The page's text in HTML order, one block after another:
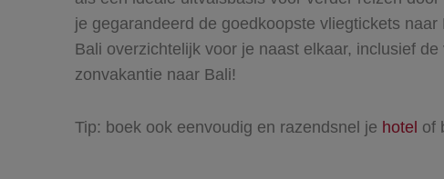
je gegarandeerd de goedkoopste vliegtickets naar
Bali overzichtelijk voor je naast elkaar, inclusief
zonvakantie naar Bali!
Tip: boek ook eenvoudig en razendsnel je hotel of